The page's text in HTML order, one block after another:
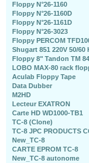
Floppy N°26-1160
Floppy N°26-1160D
Floppy N°26-1161D
Floppy N°26-3023
Floppy PERCOM
Shugart 851 220V 50/60
Floppy 8" Tandon TM
LOBO MAX-80 rack
Aculab Floppy Tape
Data Dubber
M2HD
Lecteur EXATRON
Carte HD WD1000-TB1
TC-8 (Clone)
TC-8 JPC PRODUCTS
New_TC-8
CARTE EPROM TC-8
New_TC-8 autonome